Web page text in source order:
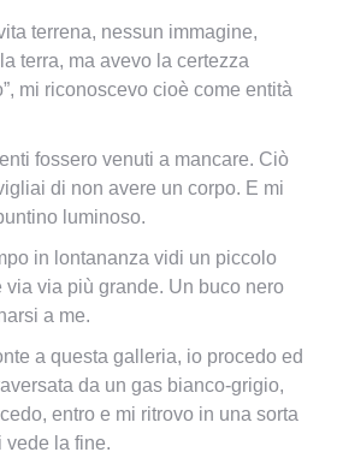
terrena, nessun immagine,
terra, ma avevo la certezza
mi riconoscevo cioè come entità
fossero venuti a mancare. Ciò
di non avere un corpo. E mi
luminoso.
in lontananza vidi un piccolo
via via più grande. Un buco nero
a me.
a questa galleria, io procedo ed
da un gas bianco-grigio,
entro e mi ritrovo in una sorta
vede la fine.